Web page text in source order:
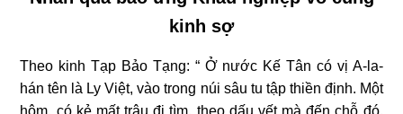
kinh sợ
Theo kinh Tạp Bảo Tạng: “ Ở nước Kế Tân có vị A-la-
hán tên là Ly Việt, vào trong núi sâu tu tập thiền định. Một
hôm, có kẻ mất trâu đi tìm, theo dấu vết mà đến chỗ đó.